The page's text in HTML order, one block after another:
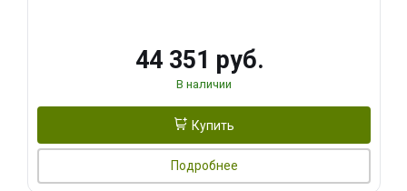
44 351 руб.
В наличии
Купить
Подробнее